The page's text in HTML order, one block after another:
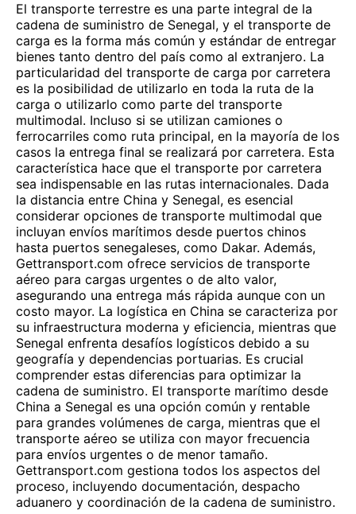
El transporte terrestre es una parte integral de la
cadena de suministro de Senegal, y el transporte de
carga es la forma más común y estándar de entregar
bienes tanto dentro del país como al extranjero. La
particularidad del transporte de carga por carretera
es la posibilidad de utilizarlo en toda la ruta de la
carga o utilizarlo como parte del transporte
multimodal. Incluso si se utilizan camiones o
ferrocarriles como ruta principal, en la mayoría de los
casos la entrega final se realizará por carretera. Esta
característica hace que el transporte por carretera
sea indispensable en las rutas internacionales. Dada
la distancia entre China y Senegal, es esencial
considerar opciones de transporte multimodal que
incluyan envíos marítimos desde puertos chinos
hasta puertos senegaleses, como Dakar. Además,
Gettransport.com ofrece servicios de transporte
aéreo para cargas urgentes o de alto valor,
asegurando una entrega más rápida aunque con un
costo mayor. La logística en China se caracteriza por
su infraestructura moderna y eficiencia, mientras que
Senegal enfrenta desafíos logísticos debido a su
geografía y dependencias portuarias. Es crucial
comprender estas diferencias para optimizar la
cadena de suministro. El transporte marítimo desde
China a Senegal es una opción común y rentable
para grandes volúmenes de carga, mientras que el
transporte aéreo se utiliza con mayor frecuencia
para envíos urgentes o de menor tamaño.
Gettransport.com gestiona todos los aspectos del
proceso, incluyendo documentación, despacho
aduanero y coordinación de la cadena de suministro.